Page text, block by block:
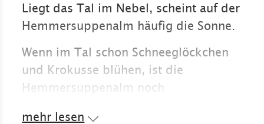
Liegt das Tal im Nebel, scheint auf der
Hemmersuppenalm häufig die Sonne.
Wenn im Tal schon Schneeglöckchen
und Krokusse blühen, ist die
Hemmersuppenalm noch
mehr lesen